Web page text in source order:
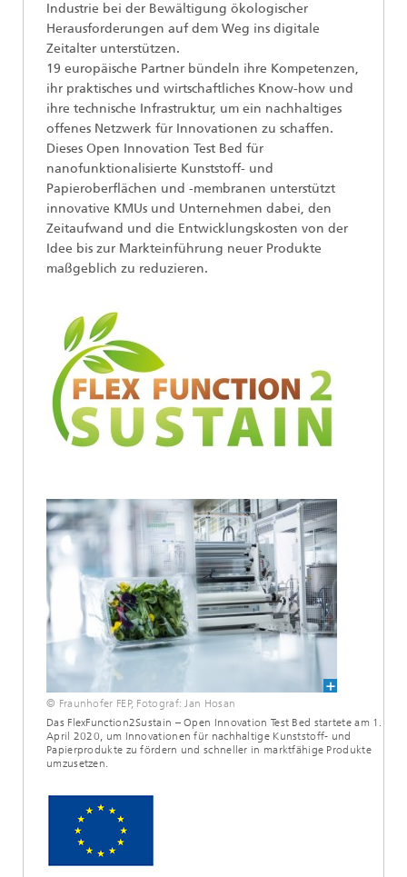
Industrie bei der Bewältigung ökologischer
Herausforderungen auf dem Weg ins digitale
Zeitalter unterstützen.
19 europäische Partner bündeln ihre Kompetenzen,
ihr praktisches und wirtschaftliches Know-how und
ihre technische Infrastruktur, um ein nachhaltiges
offenes Netzwerk für Innovationen zu schaffen.
Dieses Open Innovation Test Bed für
nanofunktionalisierte Kunststoff- und
Papieroberflächen und -membranen unterstützt
innovative KMUs und Unternehmen dabei, den
Zeitaufwand und die Entwicklungskosten von der
Idee bis zur Markteinführung neuer Produkte
maßgeblich zu reduzieren.
© Fraunhofer FEP, Fotograf: Jan Hosan
Das FlexFunction2Sustain – Open Innovation Test Bed startete am 1.
April 2020, um Innovationen für nachhaltige Kunststoff- und
Papierprodukte zu fördern und schneller in marktfähige Produkte
umzusetzen.